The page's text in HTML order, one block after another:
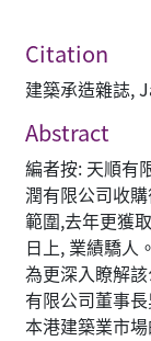
Citation
建築承造雜誌,
Abstract
編者按: 天順有
潤有限公司收
範圍,去年更獲
日上, 業績驕人。
為更深入瞭解
有限公司董事
本港建築業市